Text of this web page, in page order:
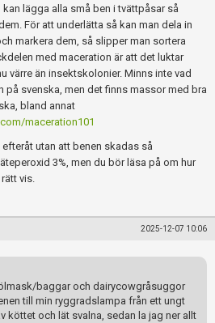
kan lägga alla små ben i tvättpåsar så
För att underlätta så kan man dela in
markera dem, så slipper man sortera
med maceration är att det luktar
värre än insektskolonier. Minns inte vad
på svenska, men det finns massor med bra
bland annat
maceration101
utan att benen skadas så
3%, men du bör läsa på om hur
vis.
2025-12-07 10:06
baggar och dairycowgråsuggor
till min ryggradslampa från ett ungt
köttet och lät svalna, sedan la jag ner allt